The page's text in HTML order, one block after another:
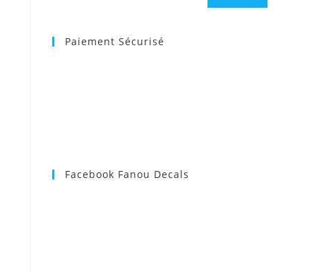
Paiement Sécurisé
Facebook Fanou Decals